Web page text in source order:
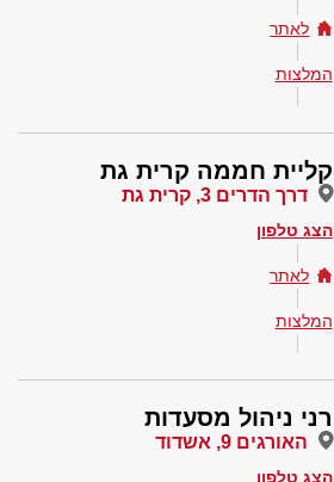
לאתר
המלצות
קליית חממה קרית גת
דרך הדרים 3, קרית גת
הצג טלפון
לאתר
המלצות
רני ניהול מסעדות
האורגים 9, אשדוד
הצג טלפון